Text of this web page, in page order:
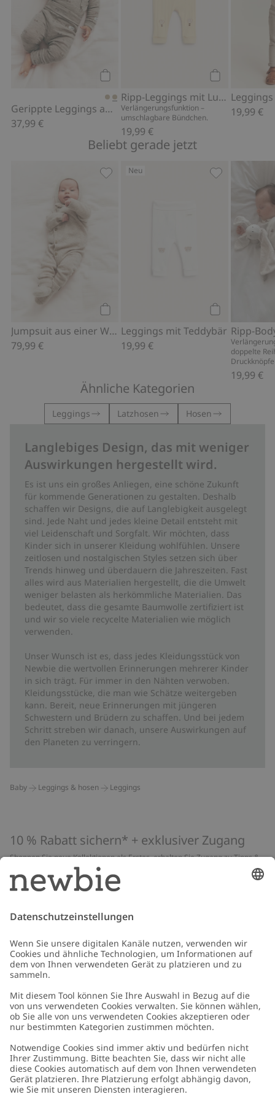
Gerippte Leggings aus Wolle
37,99 €
Ripp-Leggings mit Luftballons
Verlängerungsfunktion –
umschlagbare Bündchen.
19,99 €
19,99 €
Beliebt gerade jetzt
Jumpsuit aus einer Woll-Kaschmir-Mix
79,99 €
Jumpsuit aus einer Woll-Kaschmir-
Neu
Leggings mit Teddybär
19,99 €
Leggings
doppelte
19,99 €
Ähnliche Kategorien
Leggings Latzhosen Hosen
Langlebiges Design, das mit weniger
Auswirkungen hergestellt wird.
Es ist uns ein großes Anliegen, eine schöne Zukunft
für kommende Generationen zu gestalten. Deshalb
schaffen wir Designs, die auf Langlebigkeit ausgelegt
sind. Jede Naht und jedes kleine Detail entsteht mit
viel Leidenschaft und Sorgfalt. Wir möchten, dass
Kinder sich in unserer Kleidung wohlfühlen. Unsere
zeitlosen und nostalgischen Styles setzen sich über
Trends hinweg und überdauern die Jahreszeiten. Fast
alles wird aus Materialien hergestellt, die die Umwelt
weniger belasten als herkömmliche Materialien. Das
bedeutet, dass die gesamte Baumwolle zertifiziert ist
und wir so viele recycelte Materialien wie möglich
verwenden.
Unser Wunsch ist es, dass jedes Kleidungsstück von
Newbie die wertvollen Erinnerungen mehrerer Kinder
in sich trägt. Für immer in den Nähten verwoben.
Kleidungsstücke, die man wie Schätze weitergeben
kann. Bereit, neue Erinnerungen mit jüngeren
Schwestern und Brüdern zu schaffen. Und bei jedem
Schritt streben wir danach, unsere Auswirkungen auf
den Planeten zu verringern.
Baby Leggings & hosen Leggings
10 % Rabatt sichern* + exklusiver Zugang
Shoppen Sie neue Kollektionen als Erstes, erhalten Sie Zugang zu Tipps &
Guides und profitieren Sie von exklusiven Angeboten
*Gilt nur für deine erste Bestellung und ist nicht mit anderen Rabatten
oder Angeboten kombinierbar. Gilt nicht für limitierte Artikel. Lies unsere
Schicken
Kundenservice
Kontaktieren Sie uns
Über uns